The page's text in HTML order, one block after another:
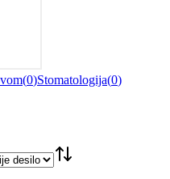
(0)Stomatologija(0)